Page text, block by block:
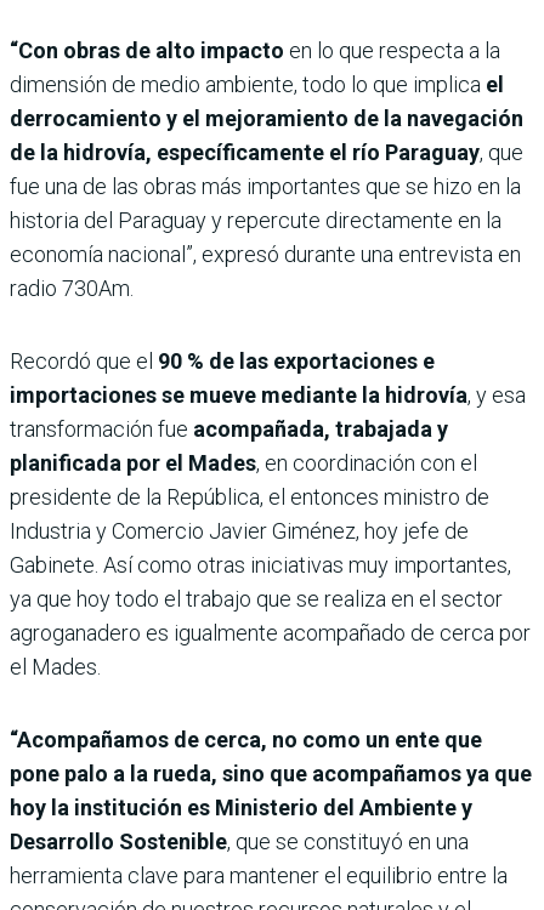
“Con obras de alto impacto en lo que respecta a la
dimensión de medio ambiente, todo lo que implica el
derrocamiento y el mejoramiento de la navegación
de la hidrovía, específicamente el río Paraguay, que
fue una de las obras más importantes que se hizo en la
historia del Paraguay y repercute directamente en la
economía nacional”, expresó durante una entrevista en
radio 730Am.
Recordó que el 90 % de las exportaciones e
importaciones se mueve mediante la hidrovía, y esa
transformación fue acompañada, trabajada y
planificada por el Mades, en coordinación con el
presidente de la República, el entonces ministro de
Industria y Comercio Javier Giménez, hoy jefe de
Gabinete. Así como otras iniciativas muy importantes,
ya que hoy todo el trabajo que se realiza en el sector
agroganadero es igualmente acompañado de cerca por
el Mades.
“Acompañamos de cerca, no como un ente que
pone palo a la rueda, sino que acompañamos ya que
hoy la institución es Ministerio del Ambiente y
Desarrollo Sostenible, que se constituyó en una
herramienta clave para mantener el equilibrio entre la